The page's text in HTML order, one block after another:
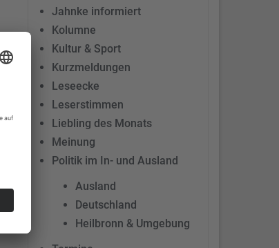
Jahnke informiert
Kolumne
Kultur & Sport
Kurzmeldungen
Leseecke
Leserstimmen
Liebling des Monats
Meinung
Politik im In- und Ausland
Ausland
Deutschland
Heilbronn & Umgebung